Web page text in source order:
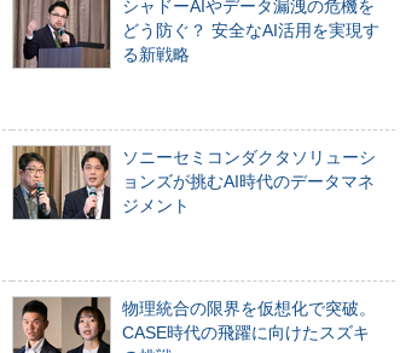
シャドーAIやデータ漏洩の危機を
どう防ぐ？ 安全なAI活用を実現す
る新戦略
ソニーセミコンダクタソリューシ
ョンズが挑むAI時代のデータマネ
ジメント
物理統合の限界を仮想化で突破。
CASE時代の飛躍に向けたスズキ